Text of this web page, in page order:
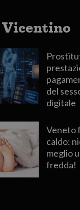
del
digitale
Veneto
caldo:
meglio
fredda!